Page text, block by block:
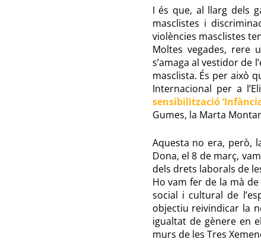
I és que, al llarg dels
masclistes i
violències masclistes
Moltes vegades, rere
s’amaga al vestidor de
masclista. És per això
Internacional per a
sensibilització
Gumes, la Marta
Aquesta no era, però,
Dona, el 8 de març,
dels drets laborals de
Ho vam fer de la mà de
social i cultural de
objectiu reivindicar la
igualtat de gènere en
murs de les Tres